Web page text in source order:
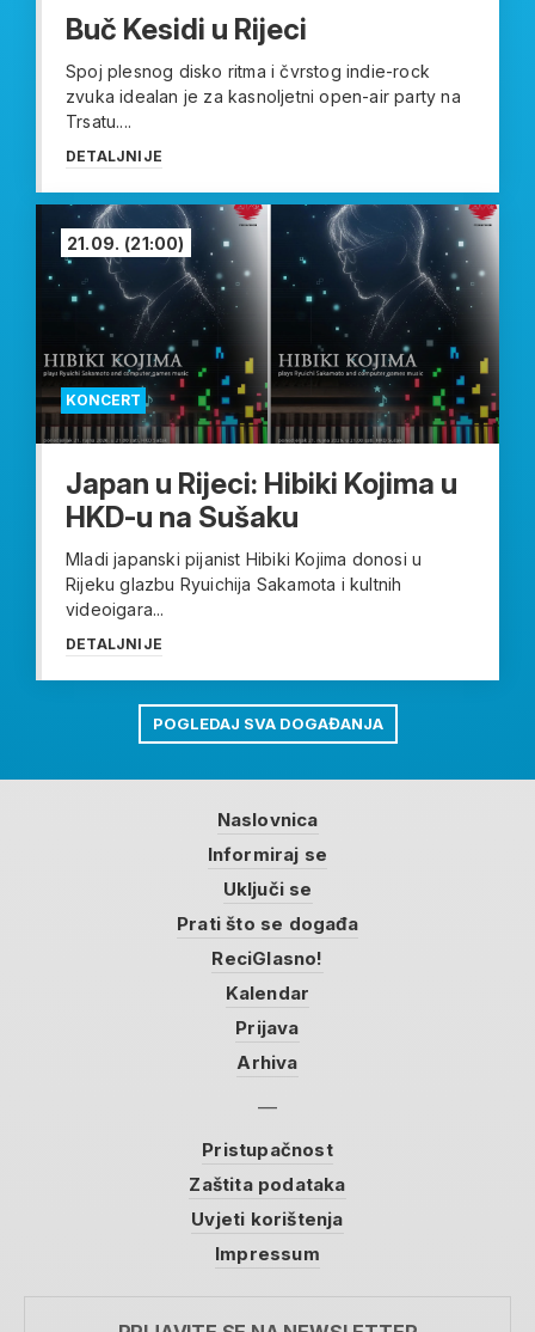
Buč Kesidi u Rijeci
Spoj plesnog disko ritma i čvrstog indie-rock
zvuka idealan je za kasnoljetni open-air party na
Trsatu....
DETALJNIJE
KONCERT
21.09. (21:00)
Japan u Rijeci: Hibiki Kojima u
HKD-u na Sušaku
Mladi japanski pijanist Hibiki Kojima donosi u
Rijeku glazbu Ryuichija Sakamota i kultnih
videoigara...
DETALJNIJE
POGLEDAJ SVA DOGAĐANJA
Naslovnica
Informiraj se
Uključi se
Prati što se događa
ReciGlasno!
Kalendar
Prijava
Arhiva
Pristupačnost
Zaštita podataka
Uvjeti korištenja
Impressum